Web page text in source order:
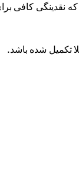
نقدینگی کافی
تکمیل شده باشد.